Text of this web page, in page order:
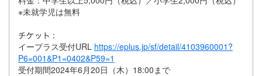
※未就学児は無料
：
イープラス受付URL https://eplus.jp/sf/detail/4103960001?
P6=001&P1=0402&P59=1
受付期間2024年6月20日（木）18:00まで